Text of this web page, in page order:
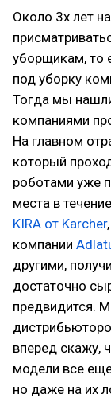
Около 3х лет
уборщикам, то
под уборку
Тогда мы
компаниями
На главном
который
роботами уже
места в
KIRA от Karcher
компании
другими,
достаточно
предвидится.
вперед скажу,
модели все
но даже на их